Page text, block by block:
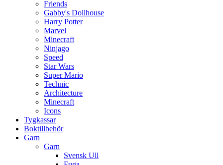
Friends
Gabby's Dollhouse
Harry Potter
Marvel
Minecraft
Ninjago
Speed
Star Wars
Super Mario
Technic
Architecture
Minecraft
Icons
Tygkassar
Boktillbehör
Garn
Garn
Svensk Ull